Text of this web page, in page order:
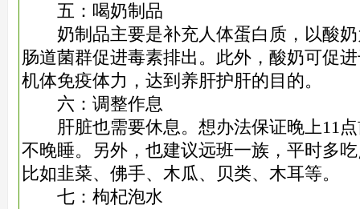
五：喝奶制品
奶制品主要是补充人体蛋白质，以酸奶
肠道菌群促进毒素排出。此外，酸奶可促
机体免疫体力，达到养肝护肝的目的。
六：调整作息
肝脏也需要休息。想办法保证晚上11点
不晚睡。另外，也建议远班一族，平时多
比如韭菜、佛手、木瓜、贝类、木耳等。
七：枸杞泡水